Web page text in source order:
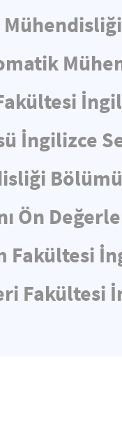
İngilizce
Ön
Fakültesi
Fakültesi